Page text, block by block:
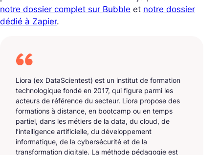
notre dossier complet sur Bubble et notre dossier
dédié à Zapier.
Liora (ex DataScientest) est un institut de formation
technologique fondé en 2017, qui figure parmi les
acteurs de référence du secteur. Liora propose des
formations à distance, en bootcamp ou en temps
partiel, dans les métiers de la data, du cloud, de
l’intelligence artificielle, du développement
informatique, de la cybersécurité et de la
transformation digitale. La méthode pédagogie est